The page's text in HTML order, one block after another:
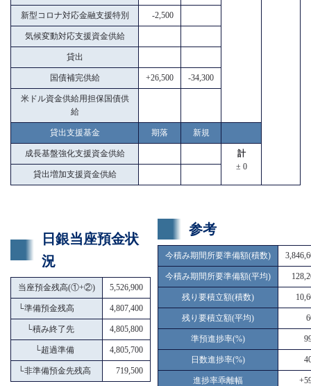
新型コロナ対応金融支援特別 -2,500
気候変動対応支援資金供給
貸出
国債補完供給 +26,500 -34,300
米ドル資金供給用担保国債供
給
貸出支援基金 期落 新規
成長基盤強化支援資金供給
計
± 0
貸出増加支援資金供給
日銀当座預金状
況
当座預金残高(①+②) 5,526,900
└準備預金残高 4,807,400
└積み終了先 4,805,800
└超過準備 4,805,700
└非準備預金先残高 719,500
参考
今積み期間所要準備額(積数)
今積み期間所要準備額(平均)
残り要積立額(積数)
残り要積立額(平均)
準預進捗率(%)
日数進捗率(%)
進捗率乖離幅